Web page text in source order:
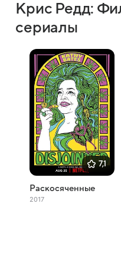
Крис Редд:
сериалы
7,1
Раскосяченные
2017